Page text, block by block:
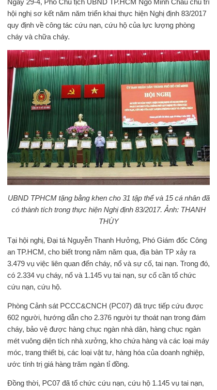
Ngày 29-4, Phó Chủ tịch UBND TP.HCM Ngô Minh Châu chủ trì
hội nghị sơ kết năm năm triển khai thực hiện Nghị định 83/2017
quy định về công tác cứu nạn, cứu hộ của lực lượng phòng
cháy và chữa cháy.
UBND TPHCM tặng bằng khen cho 31 tập thể và 15 cá nhân đã
có thành tích trong thực hiện Nghị định 83/2017. Ảnh: THANH
THÙY
Tại hội nghị, Đại tá Nguyễn Thanh Hưởng, Phó Giám đốc Công
an TP.HCM, cho biết trong năm năm qua, địa bàn TP xảy ra
3.479 vụ việc liên quan đến cháy, nổ và sự cố, tai nạn. Trong đó,
có 2.334 vụ cháy, nổ và 1.145 vụ tai nạn, sự cố cần tổ chức
cứu nạn, cứu hộ.
Phòng Cảnh sát PCCC&CNCH (PC07) đã trực tiếp cứu được
602 người, hướng dẫn cho 2.376 người tự thoát nạn trong đám
cháy, bảo vệ được hàng chục ngàn nhà dân, hàng chục ngàn
mét vuông diện tích nhà xưởng, kho chứa hàng và các loại máy
móc, trang thiết bị, các loại vật tư, hàng hóa của doanh nghiệp,
ước tính trị giá hàng trăm ngàn tỉ đồng.
Đồng thời, PC07 đã tổ chức cứu nạn, cứu hộ 1.145 vụ tai nạn,